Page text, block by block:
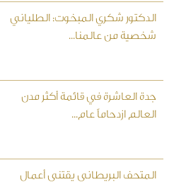
الدكتور شكري المبخوت: الطلياني
شخصية من عالمنا...
جدة العاشرة في قائمة أكثر مدن
العالم ازدحاماً عام...
المتحف البريطاني يقتني أعمال